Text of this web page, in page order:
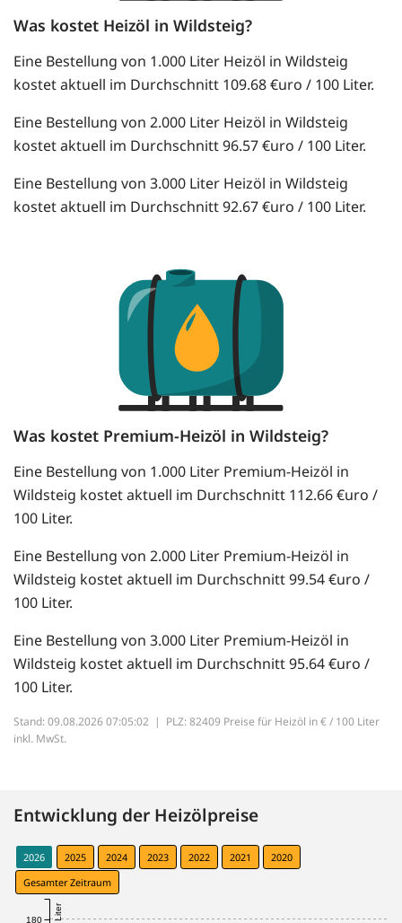
Was kostet Heizöl in Wildsteig?
Eine Bestellung von 1.000 Liter Heizöl in Wildsteig
kostet aktuell im Durchschnitt 109.68 €uro / 100 Liter.
Eine Bestellung von 2.000 Liter Heizöl in Wildsteig
kostet aktuell im Durchschnitt 96.57 €uro / 100 Liter.
Eine Bestellung von 3.000 Liter Heizöl in Wildsteig
kostet aktuell im Durchschnitt 92.67 €uro / 100 Liter.
Was kostet Premium-Heizöl in Wildsteig?
Eine Bestellung von 1.000 Liter Premium-Heizöl in
Wildsteig kostet aktuell im Durchschnitt 112.66 €uro /
100 Liter.
Eine Bestellung von 2.000 Liter Premium-Heizöl in
Wildsteig kostet aktuell im Durchschnitt 99.54 €uro /
100 Liter.
Eine Bestellung von 3.000 Liter Premium-Heizöl in
Wildsteig kostet aktuell im Durchschnitt 95.64 €uro /
100 Liter.
Stand: 09.08.2026 07:05:02 | PLZ: 82409 Preise für Heizöl in € / 100 Liter
inkl. MwSt.
Entwicklung der Heizölpreise
2026 2025 2024 2023 2022 2021
2020
Gesamter Zeitraum
180